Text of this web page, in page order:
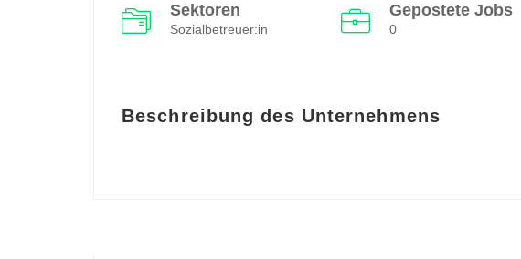
Sektoren
Sozialbetreuer:in
Gepostete Jobs
0
Beschreibung des Unternehmens